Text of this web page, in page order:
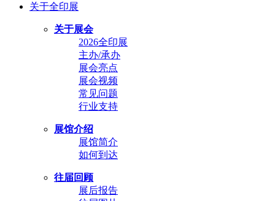
关于全印展
关于展会
2026全印展
主办/承办
展会亮点
展会视频
常见问题
行业支持
展馆介绍
展馆简介
如何到达
往届回顾
展后报告